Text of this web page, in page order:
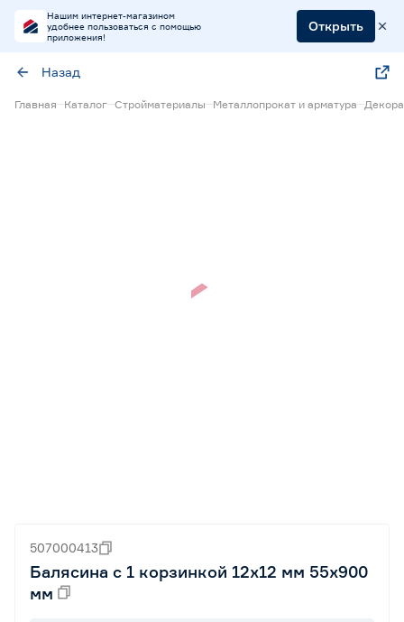
Нашим интернет-магазином
удобнее пользоваться с помощью
приложения!
Открыть
Назад
Главная Каталог Стройматериалы Металлопрокат и арматура
507000413
Балясина с 1 корзинкой 12х12 мм 55х900
мм